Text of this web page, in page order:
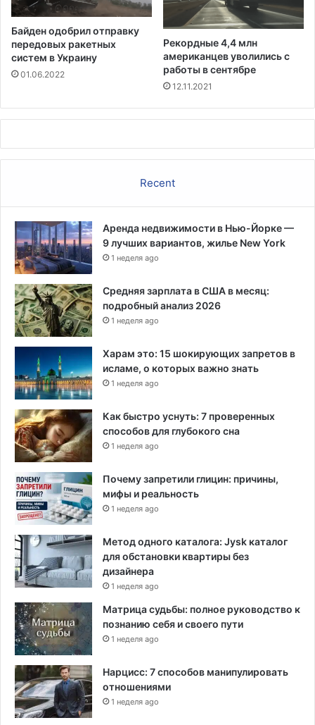
о
д
о
,
т
ж
а
т
ь
н
а
п
л
а
у
п
с
т
в
щ
и
в
у
с
л
г
п
о
у
х
о
д
у
Байден одобрил отправку
передовых ракетных
систем в Украину
01.06.2022
Рекордные 4,4 млн
американцев уволились с
работы в сентябре
12.11.2021
Recent
Аренда недвижимости в Нью-Йорке —
9 лучших вариантов, жилье New York
1 неделя ago
Средняя зарплата в США в месяц:
подробный анализ 2026
1 неделя ago
Харам это: 15 шокирующих запретов в
исламе, о которых важно знать
1 неделя ago
Как быстро уснуть: 7 проверенных
способов для глубокого сна
1 неделя ago
Почему запретили глицин: причины,
мифы и реальность
1 неделя ago
Метод одного каталога: Jysk каталог
для обстановки квартиры без
дизайнера
1 неделя ago
Матрица судьбы: полное руководство к
познанию себя и своего пути
1 неделя ago
Нарцисс: 7 способов манипулировать
отношениями
1 неделя ago